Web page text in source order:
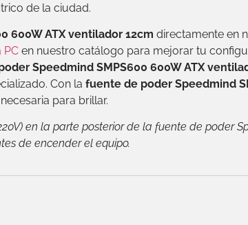
de la ciudad.
600W ATX ventilador 12cm directamente en
PC en nuestro catálogo para mejorar tu
Speedmind SMPS600 600W ATX
Con la fuente de poder Speedmind
para brillar.
en la parte posterior de la fuente de poder
de encender el equipo.